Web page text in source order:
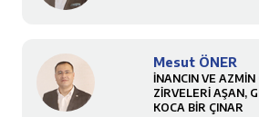
Mesut ÖNER
İNANCIN VE AZMİN
ZİRVELERİ AŞAN,
KOCA BİR ÇINAR